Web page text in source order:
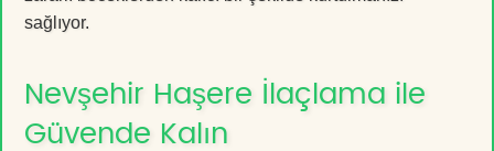
sağlıyor.
Nevşehir Haşere İlaçlama ile
Güvende Kalın